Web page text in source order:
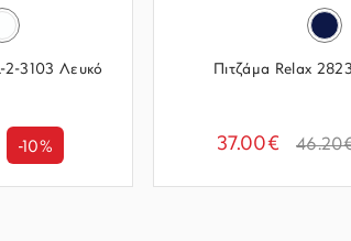
2-3103 Λευκό
-10%
Πιτζάμα Relax
37.00€